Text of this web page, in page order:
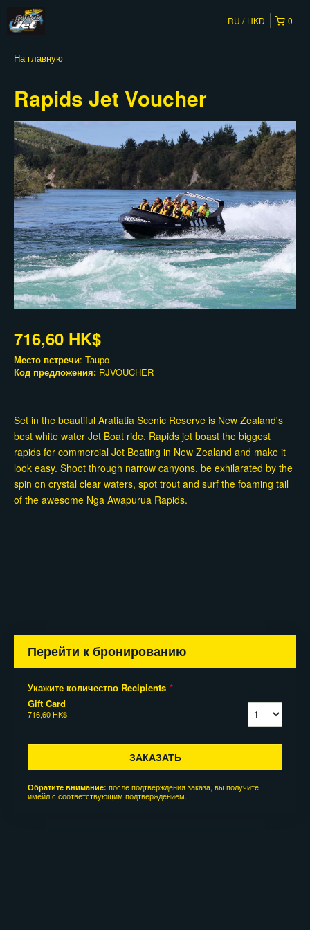
0
RU HKD
На главную
Rapids Jet Voucher
716,60 HK$
Место встречи: Taupo
Код предложения: RJVOUCHER
Set in the beautiful Aratiatia Scenic Reserve is New Zealand's
best white water Jet Boat ride. Rapids jet boast the biggest
rapids for commercial Jet Boating in New Zealand and make it
look easy. Shoot through narrow canyons, be exhilarated by the
spin on crystal clear waters, spot trout and surf the foaming tail
of the awesome Nga Awapurua Rapids.
Перейти к бронированию
Укажите количество Recipients *
Gift Card
716,60 HK$
ЗАКАЗАТЬ
Обратите внимание: после подтверждения заказа, вы получите
имейл с соответствующим подтверждением.